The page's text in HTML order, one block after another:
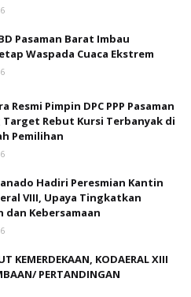
Pasaman Barat Imbau
Waspada Cuaca Ekstrem
Resmi Pimpin DPC PPP Pasaman
Target Rebut Kursi Terbanyak di
Pemilihan
Hadiri Peresmian Kantin
VIII, Upaya Tingkatkan
dan Kebersamaan
KEMERDEKAAN, KODAERAL XIII
PERTANDINGAN